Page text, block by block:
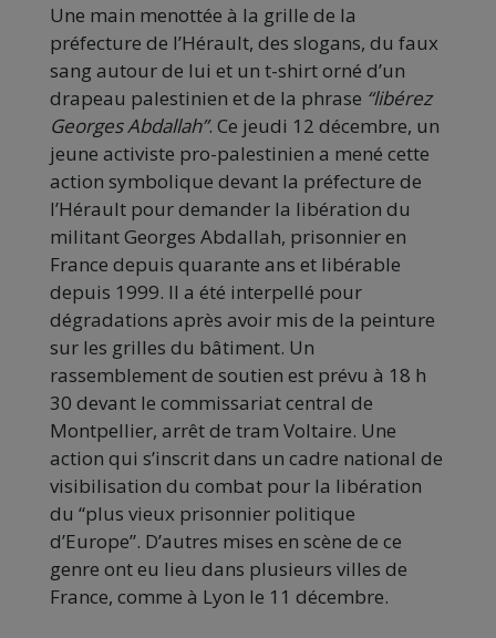
Une main menottée à la grille de la
préfecture de l’Hérault, des slogans, du faux
sang autour de lui et un t-shirt orné d’un
drapeau palestinien et de la phrase “libérez
Georges Abdallah”. Ce jeudi 12 décembre, un
jeune activiste pro-palestinien a mené cette
action symbolique devant la préfecture de
l’Hérault pour demander la libération du
militant Georges Abdallah, prisonnier en
France depuis quarante ans et libérable
depuis 1999. Il a été interpellé pour
dégradations après avoir mis de la peinture
sur les grilles du bâtiment. Un
rassemblement de soutien est prévu à 18 h
30 devant le commissariat central de
Montpellier, arrêt de tram Voltaire. Une
action qui s’inscrit dans un cadre national de
visibilisation du combat pour la libération
du “plus vieux prisonnier politique
d’Europe”. D’autres mises en scène de ce
genre ont eu lieu dans plusieurs villes de
France, comme à Lyon le 11 décembre.